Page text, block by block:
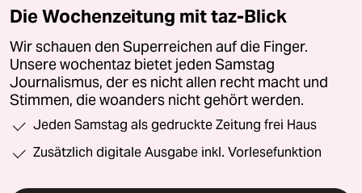
Die Wochenzeitung mit taz-Blick
Wir schauen den Superreichen auf die Finger.
Unsere wochentaz bietet jeden Samstag
Journalismus, der es nicht allen recht macht und
Stimmen, die woanders nicht gehört werden.
Jeden Samstag als gedruckte Zeitung frei Haus
Zusätzlich digitale Ausgabe inkl. Vorlesefunktion